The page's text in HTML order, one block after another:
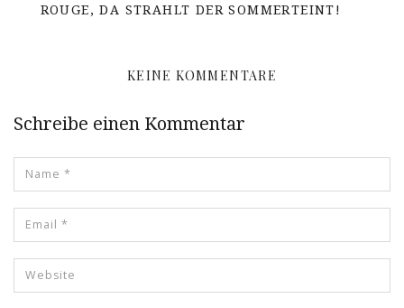
ROUGE, DA STRAHLT DER SOMMERTEINT!
KEINE KOMMENTARE
Schreibe einen Kommentar